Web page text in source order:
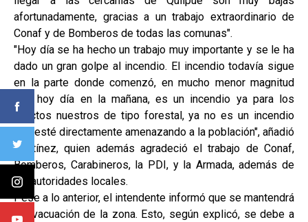
afortunadamente, gracias a un trabajo extraordinario de
Conaf y de Bomberos de todas las comunas".
"Hoy día se ha hecho un trabajo muy importante y se le ha
dado un gran golpe al incendio. El incendio todavía sigue
en la parte donde comenzó, en mucho menor magnitud
que hoy día en la mañana, es un incendio ya para los
efectos nuestros de tipo forestal, ya no es un incendio
que esté directamente amenazando a la población", añadió
Martínez, quien además agradeció el trabajo de Conaf,
Bomberos, Carabineros, la PDI, y la Armada, además de
las autoridades locales.
Pese a lo anterior, el intendente informó que se mantendrá
la evacuación de la zona. Esto, según explicó, se debe a